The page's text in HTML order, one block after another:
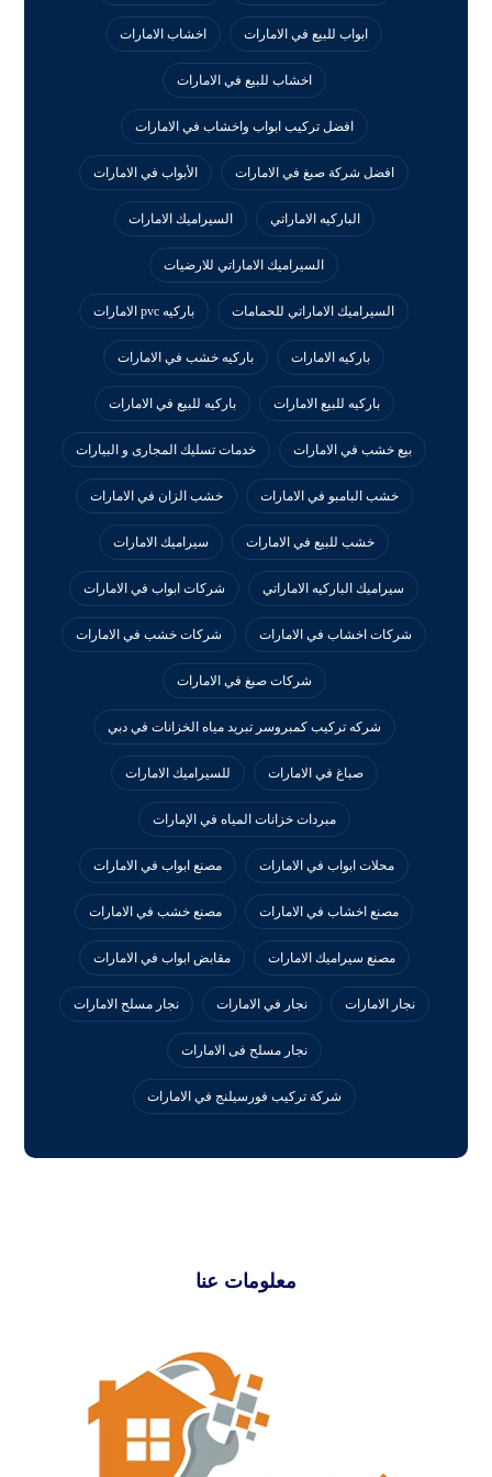
ابواب للبيع في الامارات اخشاب الامارات
اخشاب للبيع في الامارات
افضل تركيب ابواب واخشاب في الامارات
افضل شركة صبغ في الامارات الأبواب في الامارات
الباركيه الاماراتي السيراميك الامارات
السيراميك الاماراتي للارضيات
السيراميك الاماراتي للحمامات باركيه pvc الامارات
باركيه الامارات باركيه خشب في الامارات
باركيه للبيع الامارات باركيه للبيع في الامارات
بيع خشب في الامارات خدمات تسليك المجارى و البيارات
خشب البامبو في الامارات خشب الزان في الامارات
خشب للبيع في الامارات سيراميك الامارات
سيراميك الباركيه الاماراتي شركات ابواب في الامارات
شركات اخشاب في الامارات شركات خشب في الامارات
شركات صبغ في الامارات
شركه تركيب كمبروسر تبريد مياه الخزانات في دبي
صباغ في الامارات للسيراميك الامارات
مبردات خزانات المياه في الإمارات
محلات ابواب في الامارات مصنع ابواب في الامارات
مصنع اخشاب في الامارات مصنع خشب في الامارات
مصنع سيراميك الامارات مقابض ابواب في الامارات
نجار الامارات نجار في الامارات نجار مسلح الامارات
نجار مسلح فى الامارات
‏شركة تركيب فورسيلنج في الامارات
معلومات عنا